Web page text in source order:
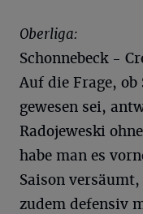
Oberliga:
Schonnebeck -
Auf die Frage, ob
gewesen sei,
Radojeweski
habe man es
Saison
zudem defensiv